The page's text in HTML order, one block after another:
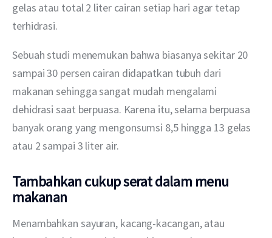
gelas atau total 2 liter cairan setiap hari agar tetap
terhidrasi.
Sebuah studi menemukan bahwa biasanya sekitar 20
sampai 30 persen cairan didapatkan tubuh dari
makanan sehingga sangat mudah mengalami
dehidrasi saat berpuasa. Karena itu, selama berpuasa
banyak orang yang mengonsumsi 8,5 hingga 13 gelas
atau 2 sampai 3 liter air.
Tambahkan cukup serat dalam menu
makanan
Menambahkan sayuran, kacang-kacangan, atau